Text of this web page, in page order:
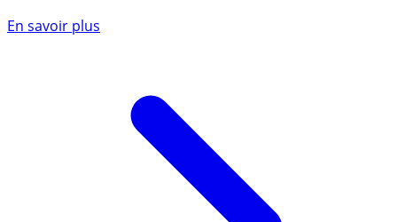
En savoir plus